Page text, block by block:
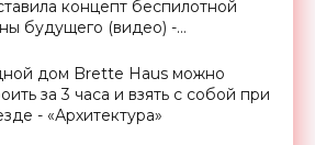
концепт беспилотной
будущего (видео) -
дом Brette Haus можно
за 3 часа и взять с собой при
- «Архитектура»